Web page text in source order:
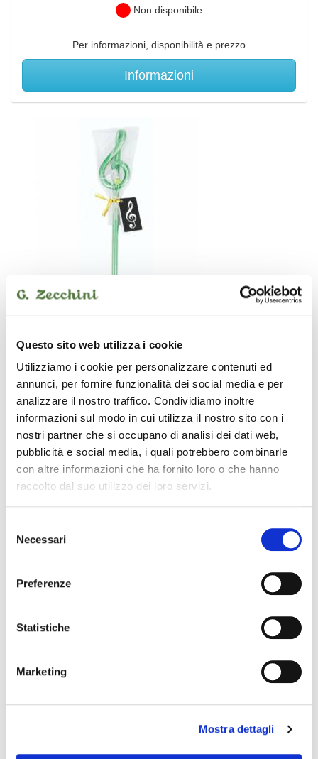
Questo sito web utilizza i cookie
Utilizziamo i cookie per personalizzare contenuti ed
annunci, per fornire funzionalità dei social media e per
analizzare il nostro traffico. Condividiamo inoltre
informazioni sul modo in cui utilizza il nostro sito con i
nostri partner che si occupano di analisi dei dati web,
pubblicità e social media, i quali potrebbero combinarle
con altre informazioni che ha fornito loro o che hanno
raccolto dal suo utilizzo dei loro servizi.
delNecessari
Preferenze
Statistiche
Marketing
Mostra dettagli
Non disponibile
Per informazioni, disponibilità e prezzo
Informazioni
Le immagini e le descrizioni dei prodotti riproducono nel modo più
fedele le caratteristiche degli stessi. Possono peraltro sussistere
errori o difformità sull’aspetto e nella descrizione dei beni e dei loro
come indicative. Farà fede la descrizione del prodotto contenuta nel
modulo d’ordine.